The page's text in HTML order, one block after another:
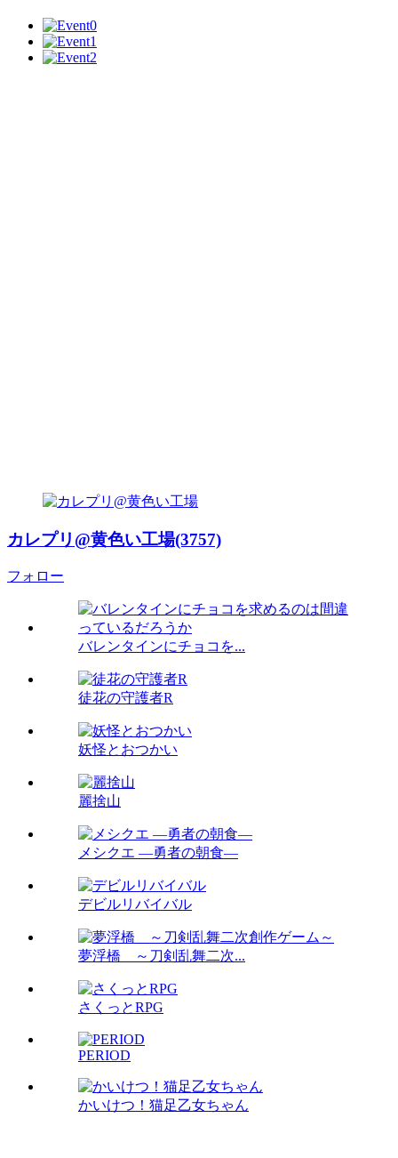
カレプリ@黄色い工場(3757)
フォロー
バレンタインにチョコを...
徒花の守護者R
妖怪とおつかい
麗捨山
メシクエ ―勇者の朝食―
デビルリバイバル
夢浮橋 ～刀剣乱舞二次...
さくっとRPG
PERIOD
かいけつ！猫足乙女ちゃん